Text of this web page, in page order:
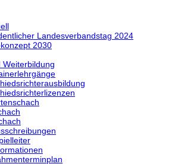
Landesverbandstag 2024
2030
Weiterbildung